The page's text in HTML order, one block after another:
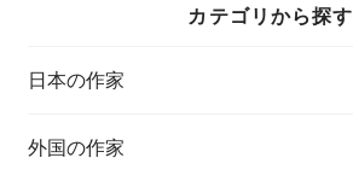
カテゴリから探す
日本の作家
外国の作家